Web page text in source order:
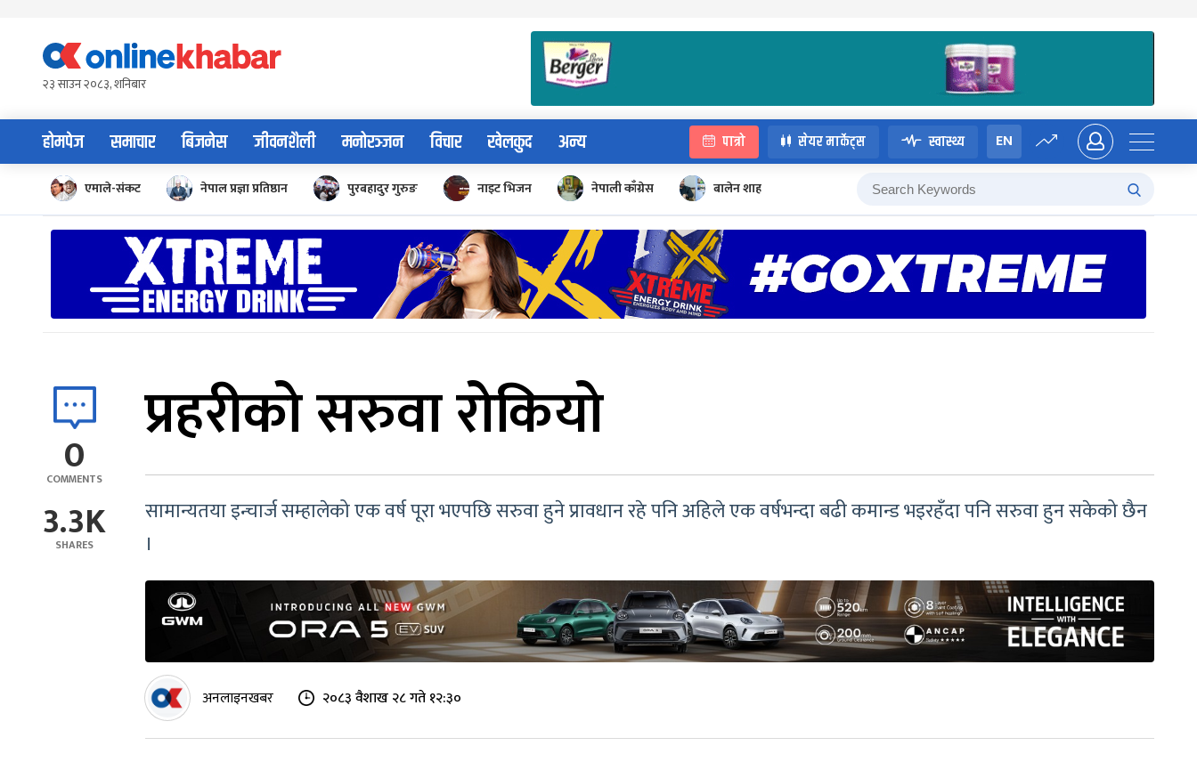
content२३ साउन २०८३, शनिबार
होमपेज समाचार बिजनेस जीवनशैली मनोरञ्जन विचार खेलकुद अन्य पात्रो सेयर मार्केट्स स्वास्थ्य EN
एमाले-संकट नेपाल प्रज्ञा प्रतिष्ठान पुरबहादुर गुरुङ नाइट भिजन नेपाली काँग्रेस बालेन शाह
0
COMMENTS
3.3K
SHARES
प्रहरीको सरुवा रोकियो
सामान्यतया इन्चार्ज सम्हालेको एक वर्ष पूरा भएपछि सरुवा हुने प्रावधान रहे पनि अहिले एक वर्षभन्दा बढी कमान्ड भइरहँदा पनि सरुवा हुन सकेको छैन
।
अनलाइनखबर २०८३ वैशाख २८ गते १२:३०